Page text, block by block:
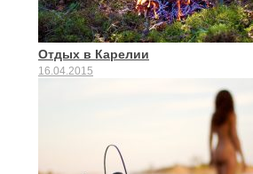
Отдых в Карелии
16.04.2015